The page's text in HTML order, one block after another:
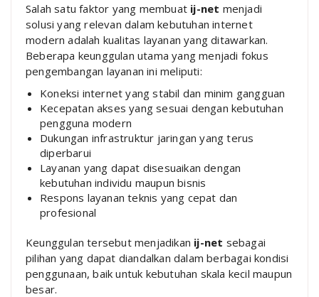
Salah satu faktor yang membuat ij-net menjadi
solusi yang relevan dalam kebutuhan internet
modern adalah kualitas layanan yang ditawarkan.
Beberapa keunggulan utama yang menjadi fokus
pengembangan layanan ini meliputi:
Koneksi internet yang stabil dan minim gangguan
Kecepatan akses yang sesuai dengan kebutuhan
pengguna modern
Dukungan infrastruktur jaringan yang terus
diperbarui
Layanan yang dapat disesuaikan dengan
kebutuhan individu maupun bisnis
Respons layanan teknis yang cepat dan
profesional
Keunggulan tersebut menjadikan ij-net sebagai
pilihan yang dapat diandalkan dalam berbagai kondisi
penggunaan, baik untuk kebutuhan skala kecil maupun
besar.